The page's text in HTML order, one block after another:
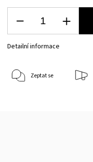
Detailní informace
Zeptat se